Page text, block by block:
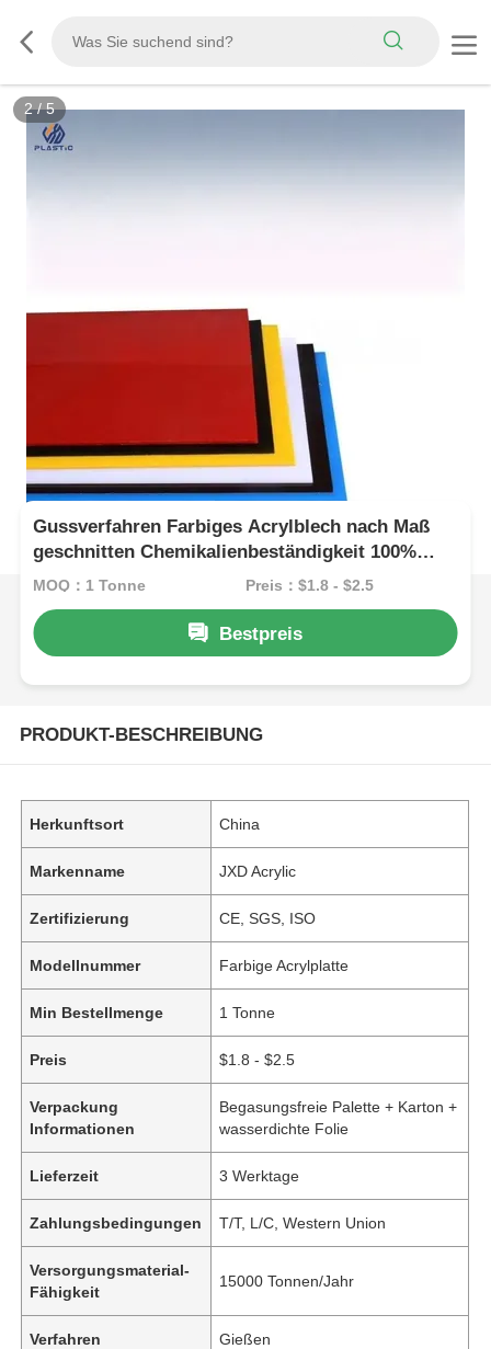
3/5
Gussverfahren Farbiges Acrylblech nach Maß
geschnitten Chemikalienbeständigkeit 100%
PMMA
MOQ：1 Tonne Preis：$1.8 - $2.5
Bestpreis
PRODUKT-BESCHREIBUNG
Herkunftsort China
Markenname JXD Acrylic
Zertifizierung CE, SGS, ISO
Modellnummer Farbige Acrylplatte
Min Bestellmenge 1 Tonne
Preis $1.8 - $2.5
Verpackung
Informationen
Begasungsfreie Palette + Karton +
wasserdichte Folie
Lieferzeit 3 Werktage
Zahlungsbedingungen T/T, L/C, Western Union
Versorgungsmaterial-
Fähigkeit
15000 Tonnen/Jahr
Verfahren Gießen